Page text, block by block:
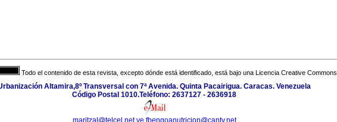
Todo el contenido de esta revista, excepto dónde está identificado, está bajo una Licencia Creative Commons
Altamira,8º Transversal con 7ª Avenida. Quinta Pacairigua. Caracas. Venezuela
Código Postal 1010.Teléfono: 2637127 - 2636918